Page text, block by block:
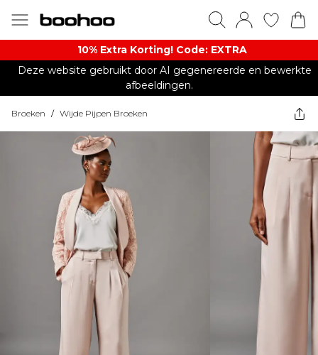
10% Extra Korting! Code: EXTRA​
Deze website gebruikt door AI gegenereerde en bewerkte
afbeeldingen.
Broeken / Wijde Pijpen Broeken